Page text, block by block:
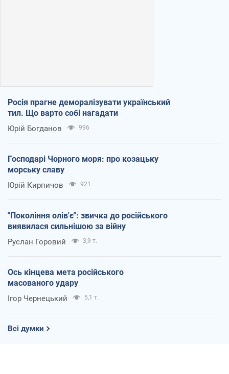
Росія прагне деморалізувати український
тил. Що варто собі нагадати
Юрій Богданов 996
Господарі Чорного моря: про козацьку
морську славу
Юрій Кирпичов 921
"Покоління олів'є": звичка до російського
виявилася сильнішою за війну
Руслан Горовий 3,9 т.
Ось кінцева мета російського
масованого удару
Ігор Чернецький 5,1 т.
Всі думки